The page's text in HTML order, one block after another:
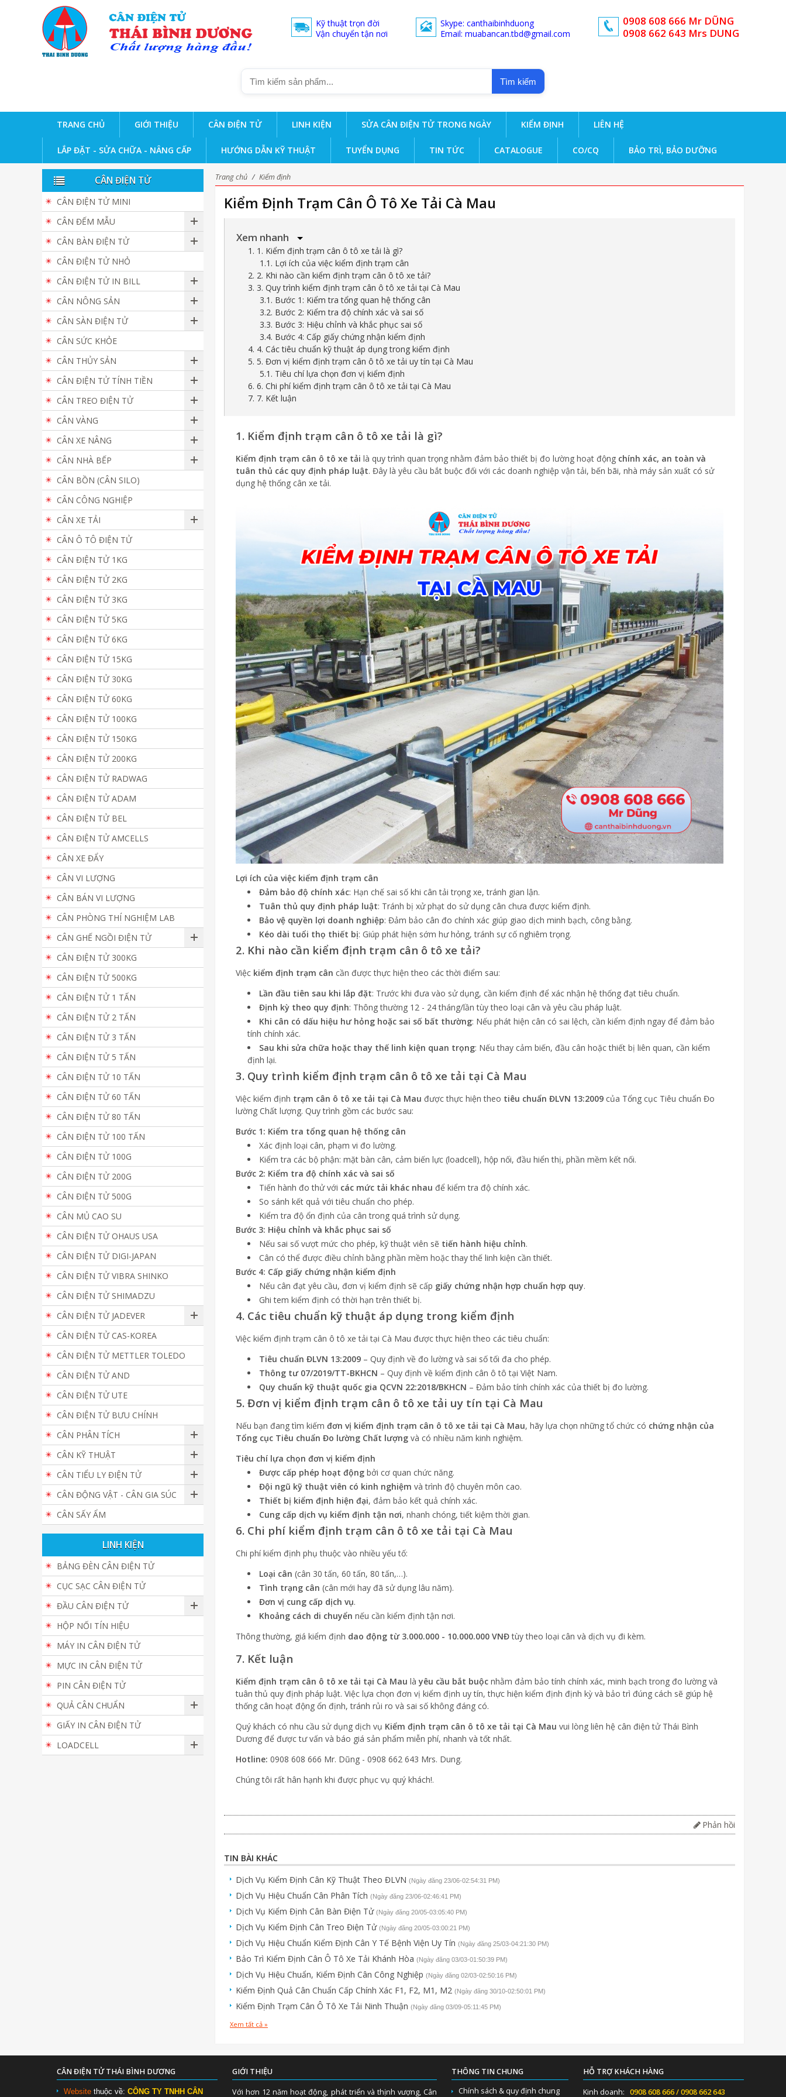
Kỹ thuật trọn đời
Vận chuyển tận nơi
Skype: canthaibinhduong
Email: muabancan.tbd@gmail.com
0908 608 666 Mr DŨNG
0908 662 643 Mrs DUNG
Tìm kiếm
TRANG CHỦ GIỚI THIỆU CÂN ĐIỆN TỬ LINH KIỆN SỬA CÂN ĐIỆN TỬ TRONG NGÀY KIỂM ĐỊNH LIÊN HỆ
LẮP ĐẶT - SỬA CHỮA - NÂNG CẤP HƯỚNG DẪN KỸ THUẬT TUYỂN DỤNG TIN TỨC CATALOGUE CO/CQ BẢO TRÌ, BẢO DƯỠNG
Trang chủ / Kiểm định
Kiểm Định Trạm Cân Ô Tô Xe Tải Cà Mau
Xem nhanh
1. 1. Kiểm định trạm cân ô tô xe tải là gì?
1.1. Lợi ích của việc kiểm định trạm cân
2. 2. Khi nào cần kiểm định trạm cân ô tô xe tải?
3. 3. Quy trình kiểm định trạm cân ô tô xe tải tại Cà Mau
3.1. Bước 1: Kiểm tra tổng quan hệ thống cân
3.2. Bước 2: Kiểm tra độ chính xác và sai số
3.3. Bước 3: Hiệu chỉnh và khắc phục sai số
3.4. Bước 4: Cấp giấy chứng nhận kiểm định
4. 4. Các tiêu chuẩn kỹ thuật áp dụng trong kiểm định
5. 5. Đơn vị kiểm định trạm cân ô tô xe tải uy tín tại Cà Mau
5.1. Tiêu chí lựa chọn đơn vị kiểm định
6. 6. Chi phí kiểm định trạm cân ô tô xe tải tại Cà Mau
7. 7. Kết luận
1. Kiểm định trạm cân ô tô xe tải là gì?
Kiểm định trạm cân ô tô xe tải là quy trình quan trọng nhằm đảm bảo thiết bị đo lường hoạt động chính xác, an toàn và
tuân thủ các quy định pháp luật. Đây là yêu cầu bắt buộc đối với các doanh nghiệp vận tải, bến bãi, nhà máy sản xuất có sử
dụng hệ thống cân xe tải.
Lợi ích của việc kiểm định trạm cân
Đảm bảo độ chính xác: Hạn chế sai số khi cân tải trọng xe, tránh gian lận.
Tuân thủ quy định pháp luật: Tránh bị xử phạt do sử dụng cân chưa được kiểm định.
Bảo vệ quyền lợi doanh nghiệp: Đảm bảo cân đo chính xác giúp giao dịch minh bạch, công bằng.
Kéo dài tuổi thọ thiết bị: Giúp phát hiện sớm hư hỏng, tránh sự cố nghiêm trọng.
2. Khi nào cần kiểm định trạm cân ô tô xe tải?
Việc kiểm định trạm cân cần được thực hiện theo các thời điểm sau:
Lần đầu tiên sau khi lắp đặt: Trước khi đưa vào sử dụng, cần kiểm định để xác nhận hệ thống đạt tiêu chuẩn.
Định kỳ theo quy định: Thông thường 12 - 24 tháng/lần tùy theo loại cân và yêu cầu pháp luật.
Khi cân có dấu hiệu hư hỏng hoặc sai số bất thường: Nếu phát hiện cân có sai lệch, cần kiểm định ngay để đảm bảo
tính chính xác.
Sau khi sửa chữa hoặc thay thế linh kiện quan trọng: Nếu thay cảm biến, đầu cân hoặc thiết bị liên quan, cần kiểm
định lại.
3. Quy trình kiểm định trạm cân ô tô xe tải tại Cà Mau
Việc kiểm định trạm cân ô tô xe tải tại Cà Mau được thực hiện theo tiêu chuẩn ĐLVN 13:2009 của Tổng cục Tiêu chuẩn Đo
lường Chất lượng. Quy trình gồm các bước sau:
Bước 1: Kiểm tra tổng quan hệ thống cân
Xác định loại cân, phạm vi đo lường.
Kiểm tra các bộ phận: mặt bàn cân, cảm biến lực (loadcell), hộp nối, đầu hiển thị, phần mềm kết nối.
Bước 2: Kiểm tra độ chính xác và sai số
Tiến hành đo thử với các mức tải khác nhau để kiểm tra độ chính xác.
So sánh kết quả với tiêu chuẩn cho phép.
Kiểm tra độ ổn định của cân trong quá trình sử dụng.
Bước 3: Hiệu chỉnh và khắc phục sai số
Nếu sai số vượt mức cho phép, kỹ thuật viên sẽ tiến hành hiệu chỉnh.
Cân có thể được điều chỉnh bằng phần mềm hoặc thay thế linh kiện cần thiết.
Bước 4: Cấp giấy chứng nhận kiểm định
Nếu cân đạt yêu cầu, đơn vị kiểm định sẽ cấp giấy chứng nhận hợp chuẩn hợp quy.
Ghi tem kiểm định có thời hạn trên thiết bị.
4. Các tiêu chuẩn kỹ thuật áp dụng trong kiểm định
Việc kiểm định trạm cân ô tô xe tải tại Cà Mau được thực hiện theo các tiêu chuẩn:
Tiêu chuẩn ĐLVN 13:2009 – Quy định về đo lường và sai số tối đa cho phép.
Thông tư 07/2019/TT-BKHCN – Quy định về kiểm định cân ô tô tại Việt Nam.
Quy chuẩn kỹ thuật quốc gia QCVN 22:2018/BKHCN – Đảm bảo tính chính xác của thiết bị đo lường.
5. Đơn vị kiểm định trạm cân ô tô xe tải uy tín tại Cà Mau
Nếu bạn đang tìm kiếm đơn vị kiểm định trạm cân ô tô xe tải tại Cà Mau, hãy lựa chọn những tổ chức có chứng nhận của
Tổng cục Tiêu chuẩn Đo lường Chất lượng và có nhiều năm kinh nghiệm.
Tiêu chí lựa chọn đơn vị kiểm định
Được cấp phép hoạt động bởi cơ quan chức năng.
Đội ngũ kỹ thuật viên có kinh nghiệm và trình độ chuyên môn cao.
Thiết bị kiểm định hiện đại, đảm bảo kết quả chính xác.
Cung cấp dịch vụ kiểm định tận nơi, nhanh chóng, tiết kiệm thời gian.
6. Chi phí kiểm định trạm cân ô tô xe tải tại Cà Mau
Chi phí kiểm định phụ thuộc vào nhiều yếu tố:
Loại cân (cân 30 tấn, 60 tấn, 80 tấn,…).
Tình trạng cân (cân mới hay đã sử dụng lâu năm).
Đơn vị cung cấp dịch vụ.
Khoảng cách di chuyển nếu cần kiểm định tận nơi.
Thông thường, giá kiểm định dao động từ 3.000.000 - 10.000.000 VNĐtùy theo loại cân và dịch vụ đi kèm.
7. Kết luận
Kiểm định trạm cân ô tô xe tải tại Cà Mau là yêu cầu bắt buộc nhằm đảm bảo tính chính xác, minh bạch trong đo lường và
tuân thủ quy định pháp luật. Việc lựa chọn đơn vị kiểm định uy tín, thực hiện kiểm định định kỳ và bảo trì đúng cách sẽ giúp hệ
thống cân hoạt động ổn định, tránh rủi ro và sai số không đáng có.
Quý khách có nhu cầu sử dụng dịch vụ Kiểm định trạm cân ô tô xe tải tại Cà Mau vui lòng liên hệ cân điện tử Thái Bình
Dương để được tư vấn và báo giá sản phẩm miễn phí, nhanh và tốt nhất.
Hotline: 0908 608 666 Mr. Dũng - 0908 662 643 Mrs. Dung.
Chúng tôi rất hân hạnh khi được phục vụ quý khách!.
Phản hồi
TIN BÀI KHÁC
Dịch Vụ Kiểm Định Cân Kỹ Thuật Theo ĐLVN (Ngày đăng 23/06-02:54:31 PM)
Dịch Vụ Hiệu Chuẩn Cân Phân Tích (Ngày đăng 23/06-02:46:41 PM)
Dịch Vụ Kiểm Định Cân Bàn Điện Tử (Ngày đăng 20/05-03:05:40 PM)
Dịch Vụ Kiểm Định Cân Treo Điện Tử (Ngày đăng 20/05-03:00:21 PM)
Dịch Vụ Hiệu Chuẩn Kiểm Định Cân Y Tế Bệnh Viện Uy Tín (Ngày đăng 25/03-04:21:30 PM)
Bảo Trì Kiểm Định Cân Ô Tô Xe Tải Khánh Hòa (Ngày đăng 03/03-01:50:39 PM)
Dịch Vụ Hiệu Chuẩn, Kiểm Định Cân Công Nghiệp (Ngày đăng 02/03-02:50:16 PM)
Kiểm Định Quả Cân Chuẩn Cấp Chính Xác F1, F2, M1, M2 (Ngày đăng 30/10-02:50:01 PM)
Kiểm Định Trạm Cân Ô Tô Xe Tải Ninh Thuận (Ngày đăng 03/09-05:11:45 PM)
Xem tất cả »
CÂN ĐIỆN TỬ
CÂN ĐIỆN TỬ MINI
CÂN ĐẾM MẪU
CÂN BÀN ĐIỆN TỬ
CÂN ĐIỆN TỬ NHỎ
CÂN ĐIỆN TỬ IN BILL
CÂN NÔNG SẢN
CÂN SÀN ĐIỆN TỬ
CÂN SỨC KHỎE
CÂN THỦY SẢN
CÂN ĐIỆN TỬ TÍNH TIỀN
CÂN TREO ĐIỆN TỬ
CÂN VÀNG
CÂN XE NÂNG
CÂN NHÀ BẾP
CÂN BỒN (CÂN SILO)
CÂN CÔNG NGHIỆP
CÂN XE TẢI
CÂN Ô TÔ ĐIỆN TỬ
CÂN ĐIỆN TỬ 1KG
CÂN ĐIỆN TỬ 2KG
CÂN ĐIỆN TỬ 3KG
CÂN ĐIỆN TỬ 5KG
CÂN ĐIỆN TỬ 6KG
CÂN ĐIỆN TỬ 15KG
CÂN ĐIỆN TỬ 30KG
CÂN ĐIỆN TỬ 60KG
CÂN ĐIỆN TỬ 100KG
CÂN ĐIỆN TỬ 150KG
CÂN ĐIỆN TỬ 200KG
CÂN ĐIỆN TỬ RADWAG
CÂN ĐIỆN TỬ ADAM
CÂN ĐIỆN TỬ BEL
CÂN ĐIỆN TỬ AMCELLS
CÂN XE ĐẨY
CÂN VI LƯỢNG
CÂN BÁN VI LƯỢNG
CÂN PHÒNG THÍ NGHIỆM LAB
CÂN GHẾ NGỒI ĐIỆN TỬ
CÂN ĐIỆN TỬ 300KG
CÂN ĐIỆN TỬ 500KG
CÂN ĐIỆN TỬ 1 TẤN
CÂN ĐIỆN TỬ 2 TẤN
CÂN ĐIỆN TỬ 3 TẤN
CÂN ĐIỆN TỬ 5 TẤN
CÂN ĐIỆN TỬ 10 TẤN
CÂN ĐIỆN TỬ 60 TẤN
CÂN ĐIỆN TỬ 80 TẤN
CÂN ĐIỆN TỬ 100 TẤN
CÂN ĐIỆN TỬ 100G
CÂN ĐIỆN TỬ 200G
CÂN ĐIỆN TỬ 500G
CÂN MỦ CAO SU
CÂN ĐIỆN TỬ OHAUS USA
CÂN ĐIỆN TỬ DIGI-JAPAN
CÂN ĐIỆN TỬ VIBRA SHINKO
CÂN ĐIỆN TỬ SHIMADZU
CÂN ĐIỆN TỬ JADEVER
CÂN ĐIỆN TỬ CAS-KOREA
CÂN ĐIỆN TỬ METTLER TOLEDO
CÂN ĐIỆN TỬ AND
CÂN ĐIỆN TỬ UTE
CÂN ĐIỆN TỬ BƯU CHÍNH
CÂN PHÂN TÍCH
CÂN KỸ THUẬT
CÂN TIỂU LY ĐIỆN TỬ
CÂN ĐỘNG VẬT - CÂN GIA SÚC
CÂN SẤY ẨM
LINH KIỆN
BẢNG ĐÈN CÂN ĐIỆN TỬ
CỤC SẠC CÂN ĐIỆN TỬ
ĐẦU CÂN ĐIỆN TỬ
HỘP NỐI TÍN HIỆU
MÁY IN CÂN ĐIỆN TỬ
MỰC IN CÂN ĐIỆN TỬ
PIN CÂN ĐIỆN TỬ
QUẢ CÂN CHUẨN
GIẤY IN CÂN ĐIỆN TỬ
LOADCELL
CÂN ĐIỆN TỬ THÁI BÌNH DƯƠNG
Website thuộc về: CÔNG TY TNHH CÂN
GIỚI THIỆU
Với hơn 12 năm hoạt động, phát triển và thịnh vượng, Cân
THÔNG TIN CHUNG
Chính sách & quy định chung
HỖ TRỢ KHÁCH HÀNG
Kinh doanh: 0908 608 666 / 0908 662 643